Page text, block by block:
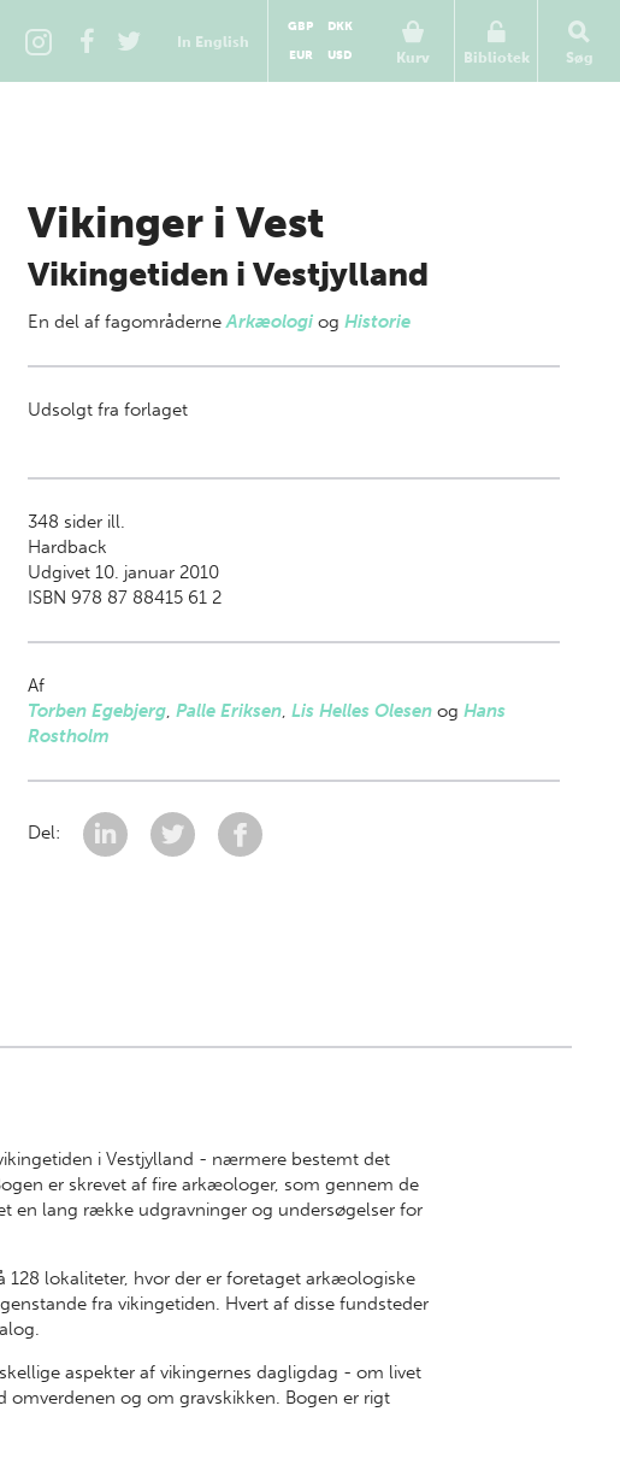
In English
Kurv
GBP
DKK
EUR
USD Bibliotek Søg
Vikinger i Vest
Vikingetiden i Vestjylland
En del af fagområderneArkæologiog Historie
Udsolgt fra forlaget
348 sider ill.
Hardback
Udgivet 10. januar 2010
ISBN 978 87 88415 61 2
Af
Torben Egebjerg, Palle Eriksen, Lis Helles Olesenog Hans
Rostholm
Del:
i Vestjylland - nærmere bestemt det
er skrevet af fire arkæologer, som gennem de
en lang række udgravninger og undersøgelser for
128 lokaliteter, hvor der er foretaget arkæologiske
fra vikingetiden. Hvert af disse fundsteder
aspekter af vikingernes dagligdag - om livet
omverdenen og om gravskikken. Bogen er rigt